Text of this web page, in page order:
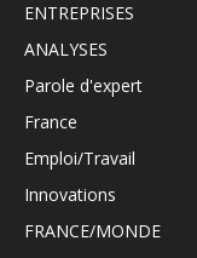
ENTREPRISES
ANALYSES
Parole d'expert
France
Emploi/Travail
Innovations
FRANCE/MONDE